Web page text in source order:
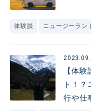
体験談 ニュージーラン
【体
ト！
行や仕